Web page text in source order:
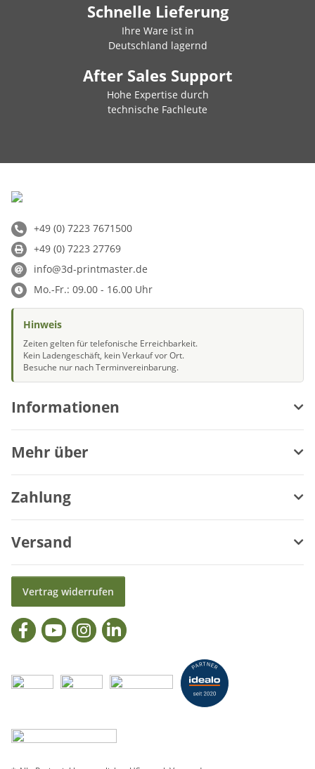
Schnelle Lieferung
Ihre Ware ist in
Deutschland lagernd
After Sales Support
Hohe Expertise durch
technische Fachleute
+49 (0) 7223 7671500
+49 (0) 7223 27769
info@3d-printmaster.de
Mo.-Fr.: 09.00 - 16.00 Uhr
Hinweis
Zeiten gelten für telefonische Erreichbarkeit.
Kein Ladengeschäft, kein Verkauf vor Ort.
Besuche nur nach Terminvereinbarung.
Informationen
Mehr über
Zahlung
Versand
Vertrag widerrufen